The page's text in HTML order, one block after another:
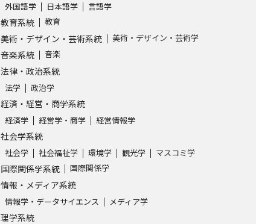
SELFBRAND特集ページ
オープンキャンパスなどを調べる
オープンキャンパス検索
受験準備
志望校・出願校を調べる
外国語学 日本語学 言語学
教育系統 教育
美術・デザイン・芸術系統 美術・デザイン・芸術学
音楽系統 音楽
法律・政治系統
法学 政治学
経済・経営・商学系統
経済学 経営学・商学 経営情報学
社会学系統
社会学 社会福祉学 環境学 観光学 マスコミ学
国際関係学系統 国際関係学
情報・メディア系統
情報学・データサイエンス メディア学
理学系統